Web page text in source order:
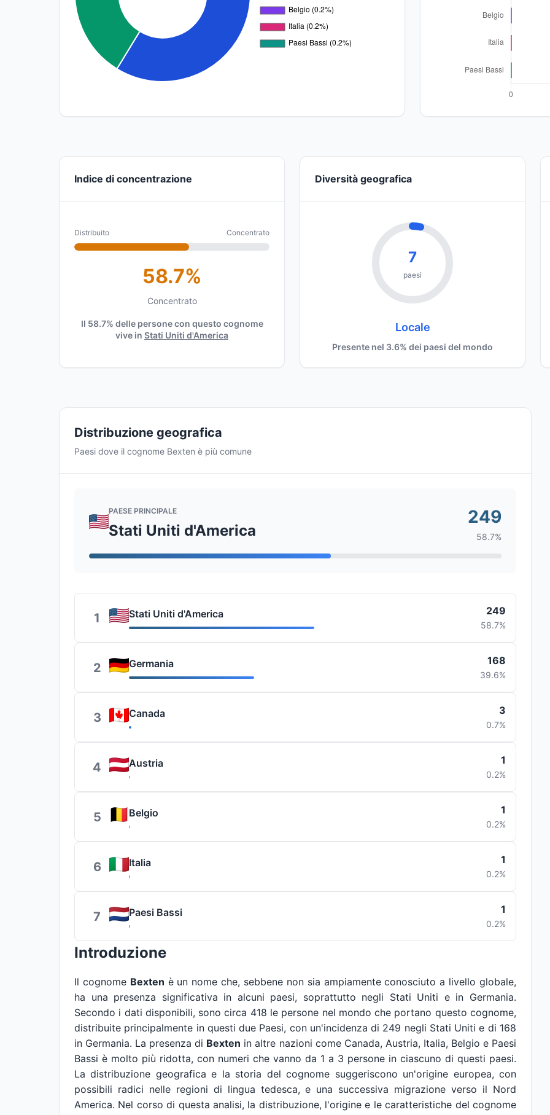
Indice di concentrazione
Distribuito Concentrato
58.7%
Concentrato
Il 58.7% delle persone con questo cognome
vive in Stati Uniti d'America
Diversità geografica
7
paesi
Locale
Presente nel 3.6% dei paesi del mondo
Distribuzione geografica
Paesi dove il cognome Bexten è più comune
PAESE PRINCIPALE
Stati Uniti d'America
249
58.7%
1 Stati Uniti d'America 249
58.7%
2 Germania 168
39.6%
3 Canada 3
0.7%
4 Austria 1
0.2%
5 Belgio 1
0.2%
6 Italia 1
0.2%
7 Paesi Bassi 1
0.2%
Introduzione
Il cognome Bexten è un nome che, sebbene non sia ampiamente conosciuto a livello globale,
ha una presenza significativa in alcuni paesi, soprattutto negli Stati Uniti e in Germania.
Secondo i dati disponibili, sono circa 418 le persone nel mondo che portano questo cognome,
distribuite principalmente in questi due Paesi, con un'incidenza di 249 negli Stati Uniti e di 168
in Germania. La presenza di Bexten in altre nazioni come Canada, Austria, Italia, Belgio e Paesi
Bassi è molto più ridotta, con numeri che vanno da 1 a 3 persone in ciascuno di questi paesi.
La distribuzione geografica e la storia del cognome suggeriscono un'origine europea, con
possibili radici nelle regioni di lingua tedesca, e una successiva migrazione verso il Nord
America. Nel corso di questa analisi, la distribuzione, l'origine e le caratteristiche del cognome